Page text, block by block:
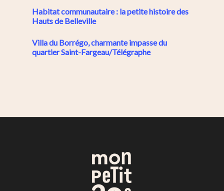
Habitat communautaire : la petite histoire des
Hauts de Belleville
Villa du Borrégo, charmante impasse du
quartier Saint-Fargeau/Télégraphe